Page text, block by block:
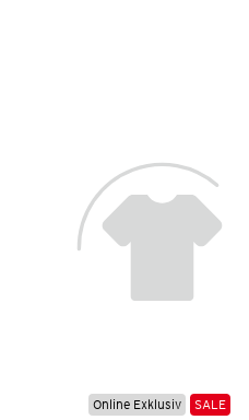
Online Exklusiv SALE